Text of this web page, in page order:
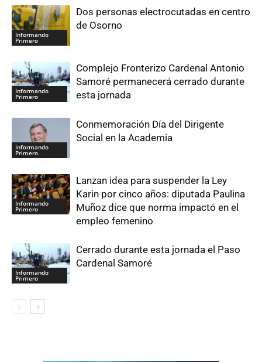
Informando
Primero
Dos personas electrocutadas en centro
de Osorno
Informando
Primero
Complejo Fronterizo Cardenal Antonio
Samoré permanecerá cerrado durante
esta jornada
Informando
Primero
Conmemoración Día del Dirigente
Social en la Academia
Informando
Primero
Lanzan idea para suspender la Ley
Karin por cinco años: diputada Paulina
Muñoz dice que norma impactó en el
empleo femenino
Informando
Primero
Cerrado durante esta jornada el Paso
Cardenal Samoré